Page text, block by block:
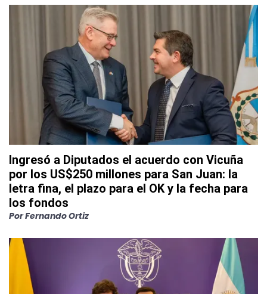
Ingresó a Diputados el acuerdo con Vicuña
por los US$250 millones para San Juan: la
letra fina, el plazo para el OK y la fecha para
los fondos
PorFernando Ortiz